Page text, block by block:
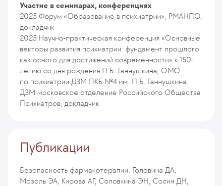
Участие в семинарах, конференциях
2025 Форум «Образование в психиатрии», РМАНПО,
докладчик
2025 Научно-практическая конференция «Основные
векторы развития психиатрии: фундамент прошлого
как осного для достижений современности» к 150-
летию со дня рождения П.Б. Ганнушкина, ОМО
по психиатрии ДЗМ ПКБ №4 им. П.Б. Ганнушкина
ДЗМ московское отделение Российского Общества
Психиатров, докладчик
Публикации
Безопасность фармакотерапии. Головина ДА,
Мозоль ЭА, Кирова АГ, Соловкина ЭН, Сосин ДН,